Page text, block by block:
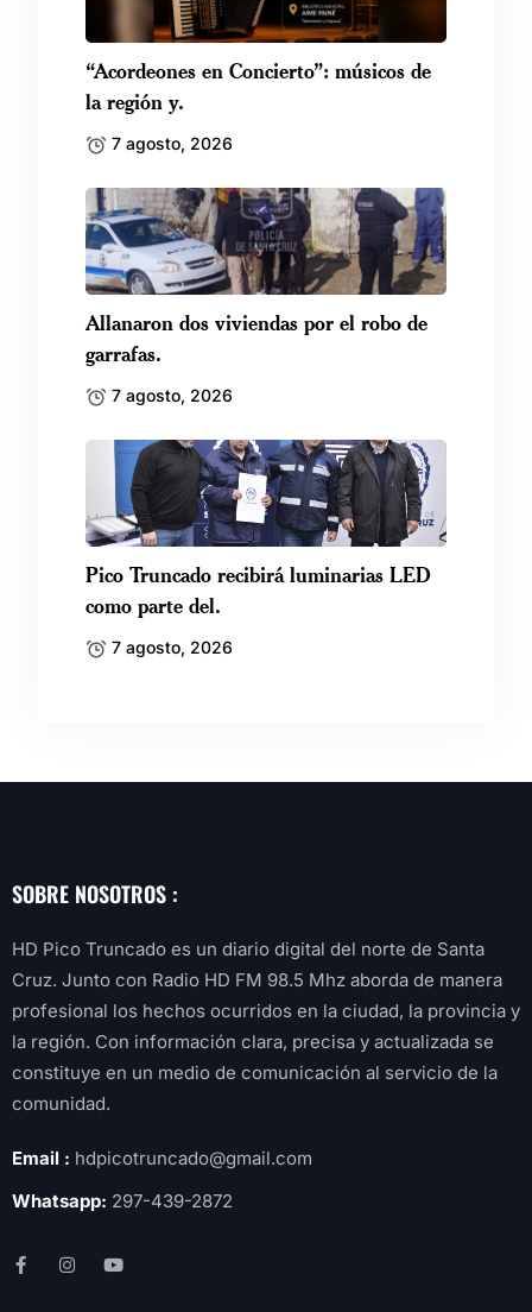
“Acordeones en Concierto”: músicos de
la región y.
7 agosto, 2026
Allanaron dos viviendas por el robo de
garrafas.
7 agosto, 2026
Pico Truncado recibirá luminarias LED
como parte del.
7 agosto, 2026
SOBRE NOSOTROS :
HD Pico Truncado es un diario digital del norte de Santa
Cruz. Junto con Radio HD FM 98.5 Mhz aborda de manera
profesional los hechos ocurridos en la ciudad, la provincia y
la región. Con información clara, precisa y actualizada se
constituye en un medio de comunicación al servicio de la
comunidad.
Email : hdpicotruncado@gmail.com
Whatsapp: 297-439-2872